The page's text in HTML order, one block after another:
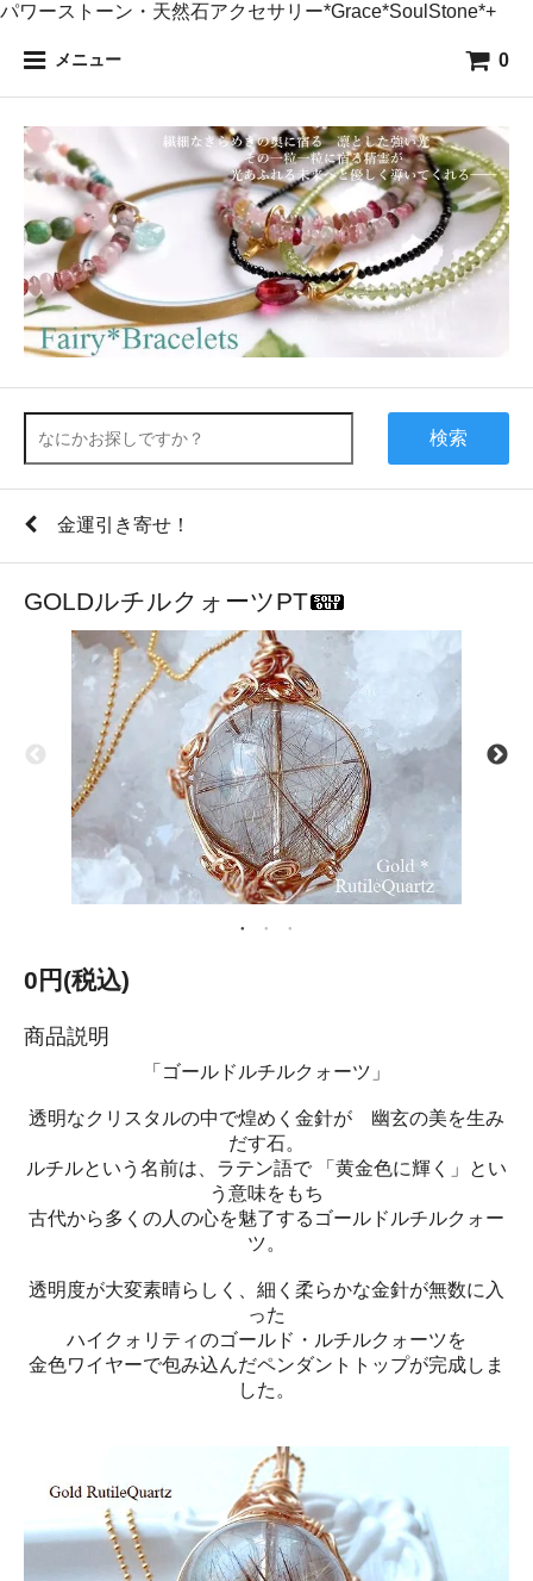
パワーストーン・天然石アクセサリー*Grace*SoulStone*+
メニュー 0
検索
金運引き寄せ！
GOLDルチルクォーツPT
0円(税込)
商品説明
「ゴールドルチルクォーツ」
透明なクリスタルの中で煌めく金針が 幽玄の美を生み
だす石。
ルチルという名前は、ラテン語で 「黄金色に輝く」とい
う意味をもち
古代から多くの人の心を魅了するゴールドルチルクォー
ツ。
透明度が大変素晴らしく、細く柔らかな金針が無数に入
った
ハイクォリティのゴールド・ルチルクォーツを
金色ワイヤーで包み込んだペンダントトップが完成しま
した。